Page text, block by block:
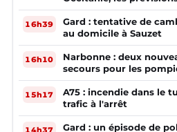
16h39
Gard : tentative de
au domicile à Sauzet
16h10
Narbonne : deux
secours pour les
15h17
A75 : incendie dans le
trafic à l'arrêt
14h37 Gard : un épisode de